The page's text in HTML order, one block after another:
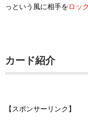
っという風に相手をロッ
カード紹介
【スポンサーリンク】